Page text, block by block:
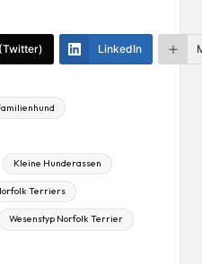
LinkedIn
Kleine Hunderassen
Terriers
Wesenstyp Norfolk Terrier